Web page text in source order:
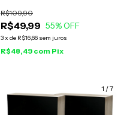
R$49,99
R$109,90
55% OFF
3x de R$16,66 sem juros
R$48,49 com Pix
1 /7